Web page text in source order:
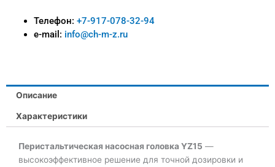
Телефон: +7-917-078-32-94
e-mail: info@ch-m-z.ru
Описание
Характеристики
Перистальтическая насосная головка YZ15 —
высокоэффективное решение для точной дозировки и